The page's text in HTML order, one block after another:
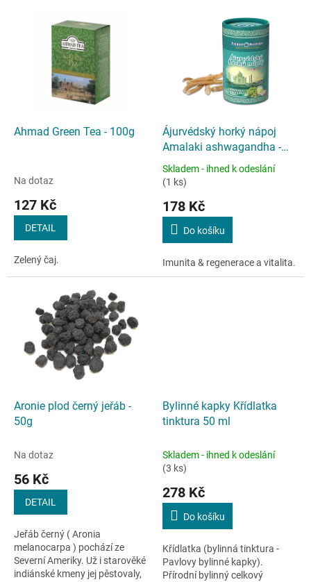
Ahmad Green Tea - 100g
Na dotaz
127 Kč
DETAIL
Zelený čaj.
Ájurvédský horký nápoj
Amalaki ashwagandha -
100g
Průměrné
hodnocení
produktu
je
z
5
hvězdiček.
Skladem - ihned k odeslání
(1 ks)
178 Kč
Do košíku
Imunita & regenerace a vitalita.
Aronie plod černý jeřáb -
50g
Na dotaz
56 Kč
DETAIL
Jeřáb černý ( Aronia
melanocarpa ) pochází ze
Severní Ameriky. Už i starověké
indiánské kmeny jej pěstovaly,
Bylinné kapky Křídlatka
tinktura 50 ml
Skladem - ihned k odeslání
(3 ks)
278 Kč
Do košíku
Křídlatka (bylinná tinktura -
Pavlovy bylinné kapky).
Přírodní bylinný celkový